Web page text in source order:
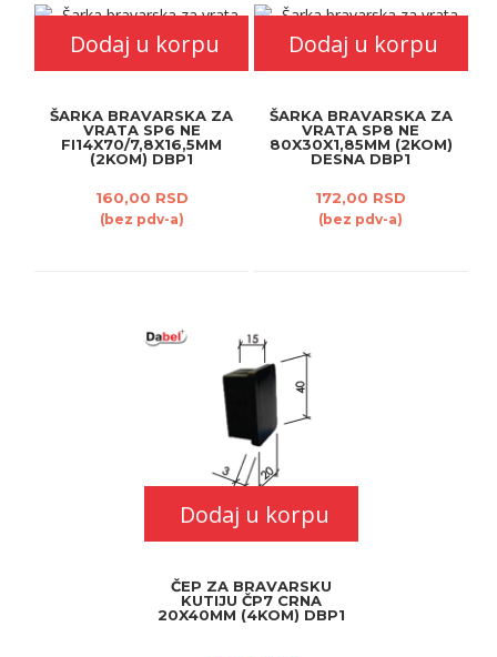
Dodaj u korpu
ŠARKA BRAVARSKA ZA
VRATA SP6 NE
FI14X70/7,8X16,5MM
(2KOM) DBP1
160,00 RSD
(bez pdv-a)
Dodaj u korpu
ŠARKA BRAVARSKA ZA
VRATA SP8 NE
80X30X1,85MM (2KOM)
DESNA DBP1
172,00 RSD
(bez pdv-a)
Dodaj u korpu
ČEP ZA BRAVARSKU
KUTIJU ČP7 CRNA
20X40MM (4KOM) DBP1